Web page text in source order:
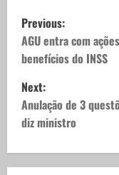
P
o
s
t
n
a
Previous:
AGU entra com
benefícios do INSS
Next:
Anulação de 3
diz ministro